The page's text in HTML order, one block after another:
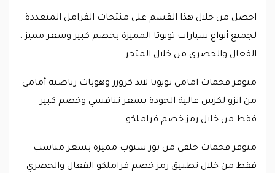
احصل من خلال هذا القسم على منتجات الفرامل المتعددة
لجميع أنواع سيارات تويوتا المميزة بخصم كبير وسعر مميز ،
الفعال والحصري من خلال المتجر.
متوفر فحمات امامي تويوتا لاند كروزر وهوبات رياضية أمامي
من انزو لكزس عالية الجودة بسعر تنافسي وخصم كبير
فقط من خلال رمز خصم فراملكو.
متوفر فحمات خلفي من بور ستوب مميزة بسعر مناسب
فقط من خلال تطبيق رمز خصم فراملكو الفعال والحصري